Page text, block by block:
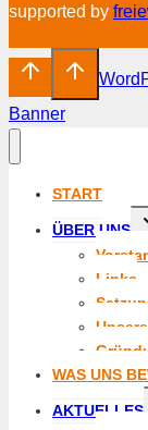
supported by
Banner
START
ÜBER UNS
Links
WAS UNS
AKTUELLES